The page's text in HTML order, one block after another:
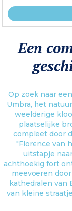
Een
Op zoek naar
Umbra, het
weelderige
plaatselijke
compleet door
"Florence van
uitstapje
achthoekig fort
meevoeren
kathedralen van
van kleine